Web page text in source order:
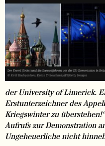
der University of Limerick.
Erstunterzeichner des
Kriegswinter zu
Aufrufs zur Demonstration
Ungeheuerliche nicht